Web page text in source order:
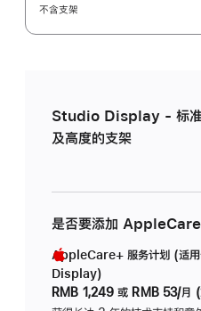
不含支架
Studio Display - 标准
及高度的支架
是否要添加
AppleCare+ 服务计划 (适
Display)
RMB 1,249 或 RMB 53/月